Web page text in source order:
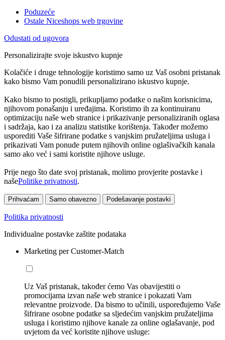
Poduzeće
Ostale Niceshops web trgovine
Odustati od ugovora
Personalizirajte svoje iskustvo kupnje
Kolačiće i druge tehnologije koristimo samo uz Vaš osobni pristanak
kako bismo Vam ponudili personalizirano iskustvo kupnje.
Kako bismo to postigli, prikupljamo podatke o našim korisnicima,
njihovom ponašanju i uređajima. Koristimo ih za kontinuiranu
optimizaciju naše web stranice i prikazivanje personaliziranih oglasa
i sadržaja, kao i za analizu statistike korištenja. Također možemo
usporediti Vaše šifrirane podatke s vanjskim pružateljima usluga i
prikazivati Vam ponude putem njihovih online oglašivačkih kanala
samo ako već i sami koristite njihove usluge.
Prije nego što date svoj pristanak, molimo provjerite postavke i
našePolitike privatnosti.
Prihvaćam Samo obavezno Podešavanje postavki
Politika privatnosti
Individualne postavke zaštite podataka
Marketing per Customer-Match
Uz Vaš pristanak, također ćemo Vas obavijestiti o
promocijama izvan naše web stranice i pokazati Vam
relevantne proizvode. Da bismo to učinili, uspoređujemo Vaše
šifrirane osobne podatke sa sljedećim vanjskim pružateljima
usluga i koristimo njihove kanale za online oglašavanje, pod
uvjetom da već koristite njihove usluge: